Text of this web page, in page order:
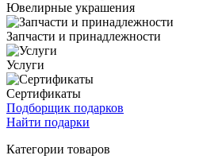
Ювелирные украшения
Запчасти и принадлежности
Услуги
Сертификаты
Подборщик подарков
Найти подарки
Категории товаров